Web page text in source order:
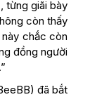
từng giãi bày
còn thấy
chắc còn
đồng người
đã bắt